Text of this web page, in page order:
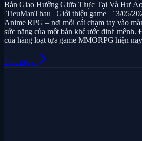
Bản Giao Hưởng Giữa Thực Tại Và Hư
TieuManThau Giới thiệu game 13/05/
Anime RPG – nơi mỗi cái chạm tay vào
sức nặng của một bản khế ước định mệnh.
của hàng loạt tựa game MMORPG hiện
Đọc ngay arrow_forward_ios